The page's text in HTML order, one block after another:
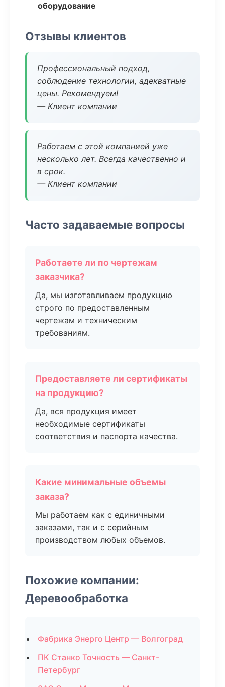
оборудование
Отзывы клиентов
Профессиональный подход,
соблюдение технологии, адекватные
цены. Рекомендуем!
— Клиент компании
Работаем с этой компанией уже
несколько лет. Всегда качественно и
в срок.
— Клиент компании
Часто задаваемые вопросы
Работаете ли по чертежам
заказчика?
Да, мы изготавливаем продукцию
строго по предоставленным
чертежам и техническим
требованиям.
Предоставляете ли сертификаты
на продукцию?
Да, вся продукция имеет
необходимые сертификаты
соответствия и паспорта качества.
Какие минимальные объемы
заказа?
Мы работаем как с единичными
заказами, так и с серийным
производством любых объемов.
Похожие компании:
Деревообработка
Фабрика Энерго Центр — Волгоград
ПК Станко Точность — Санкт-
Петербург